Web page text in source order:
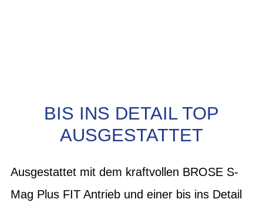
BIS INS DETAIL TOP
AUSGESTATTET
Ausgestattet mit dem kraftvollen BROSE S-
Mag Plus FIT Antrieb und einer bis ins Detail